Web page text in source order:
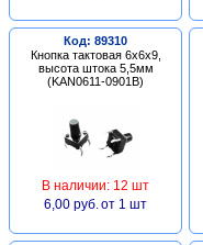
Код: 89310
Кнопка тактовая 6х6х9,
высота штока 5,5мм
(KAN0611-0901B)
В наличии: 12 шт
6,00 руб. от 1 шт